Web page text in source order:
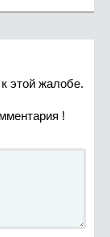
этой жалобе.
!